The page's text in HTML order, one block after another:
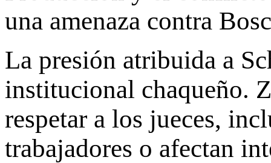
una amenaza contra
La presión atribuida a
institucional chaqueño.
respetar a los jueces,
trabajadores o afectan